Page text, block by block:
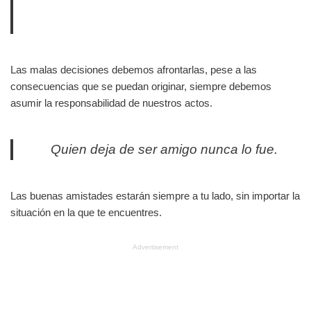
Las malas decisiones debemos afrontarlas, pese a las
consecuencias que se puedan originar, siempre debemos
asumir la responsabilidad de nuestros actos.
Quien deja de ser amigo nunca lo fue.
Las buenas amistades estarán siempre a tu lado, sin importar la
situación en la que te encuentres.
Advertisement